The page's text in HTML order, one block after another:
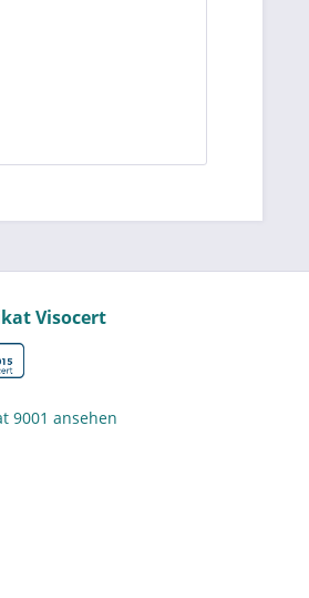
Visocert
9001 ansehen